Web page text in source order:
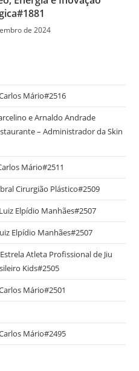
de 2024
Mário#2516
e Arnaldo Andrade
– Administrador da Skin
Mário#2511
Cirurgião Plástico#2509
Elpídio Manhães#2507
Elpídio Manhães#2507
Atleta Profissional de Jiu
Kids#2505
Mário#2501
Mário#2495